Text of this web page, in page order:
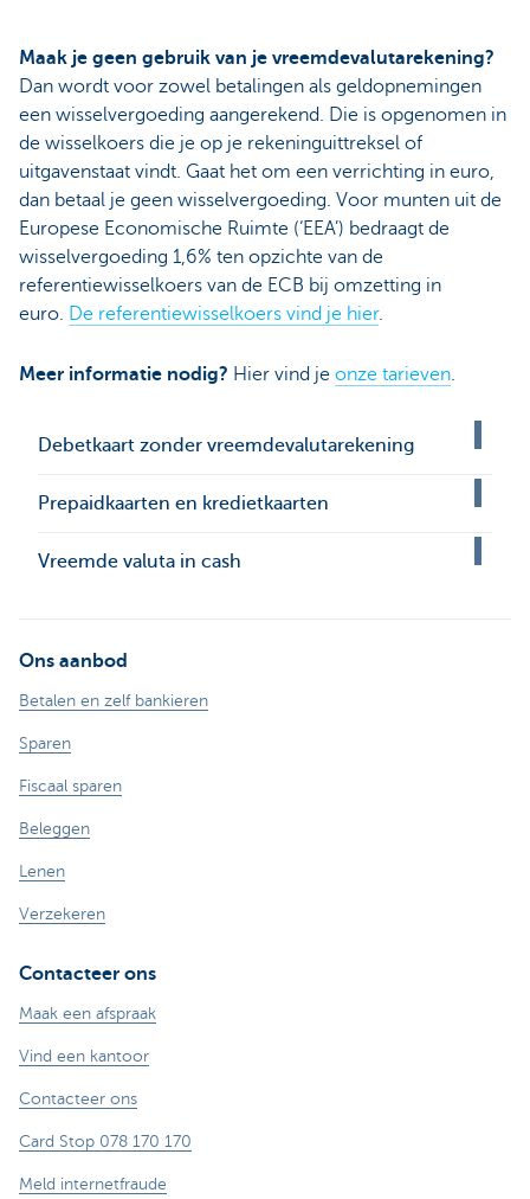
Maak je geen gebruik van je vreemdevalutarekening?
Dan wordt voor zowel betalingen als geldopnemingen
een wisselvergoeding aangerekend. Die is opgenomen in
de wisselkoers die je op je rekeninguittreksel of
uitgavenstaat vindt. Gaat het om een verrichting in euro,
dan betaal je geen wisselvergoeding. Voor munten uit de
Europese Economische Ruimte (‘EEA’) bedraagt de
wisselvergoeding 1,6% ten opzichte van de
referentiewisselkoers van de ECB bij omzetting in
euro. De referentiewisselkoers vind je hier.
Meer informatie nodig? Hier vind je onze tarieven
Debetkaart zonder vreemdevalutarekening
Prepaidkaarten en kredietkaarten
Vreemde valuta in cash
Ons aanbod
Betalen en zelf bankieren
Sparen
Fiscaal sparen
Beleggen
Lenen
Verzekeren
Contacteer ons
Maak een afspraak
Vind een kantoor
Contacteer ons
Card Stop 078 170 170
Meld internetfraude